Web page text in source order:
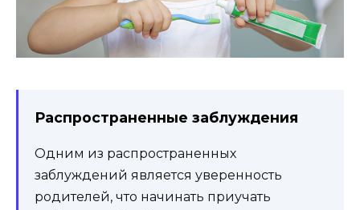
Распространенные заблуждения
Одним из распространенных
заблуждений является уверенность
родителей, что начинать приучать